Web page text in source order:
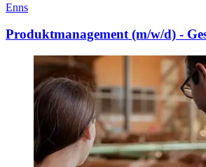
Enns
Produktmanagement (m/w/d) -